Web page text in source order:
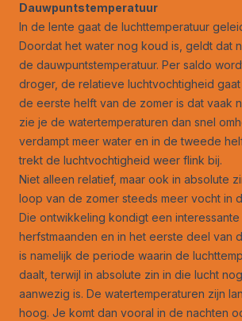
Dauwpuntstemperatuur
In de lente gaat de luchttemperatuur
Doordat het water nog koud is, geldt dat
de dauwpuntstemperatuur. Per saldo
droger, de relatieve luchtvochtigheid gaat
de eerste helft van de zomer is dat vaak
zie je de watertemperaturen dan snel
verdampt meer water en in de tweede
trekt de luchtvochtigheid weer flink bij.
Niet alleen relatief, maar ook in absolute
loop van de zomer steeds meer vocht in
Die ontwikkeling kondigt een
herfstmaanden en in het eerste deel van
is namelijk de periode waarin de
daalt, terwijl in absolute zin in die lucht
aanwezig is. De watertemperaturen zijn
hoog. Je komt dan vooral in de nachten